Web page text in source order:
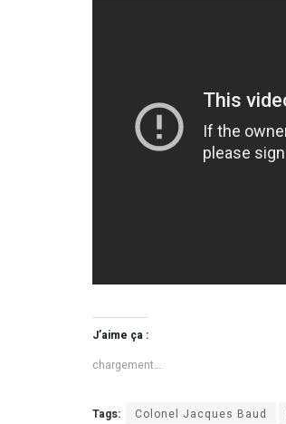
J’aime ça :
chargement…
Tags: Colonel Jacques Baud